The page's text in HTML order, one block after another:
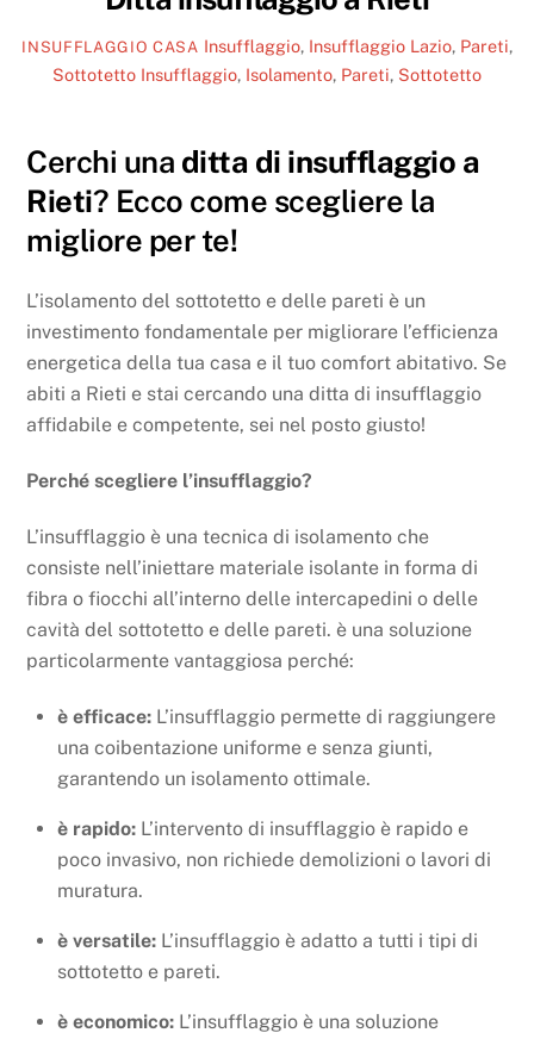
INSUFFLAGGIO CASA Insufflaggio, Insufflaggio Lazio, Pareti,
Sottotetto Insufflaggio, Isolamento, Pareti, Sottotetto
Cerchi una ditta di insufflaggio a
Rieti? Ecco come scegliere la
migliore per te!
L’isolamento del sottotetto e delle pareti è un
investimento fondamentale per migliorare l’efficienza
energetica della tua casa e il tuo comfort abitativo. Se
abiti a Rieti e stai cercando una ditta di insufflaggio
affidabile e competente, sei nel posto giusto!
Perché scegliere l’insufflaggio?
L’insufflaggio è una tecnica di isolamento che
consiste nell’iniettare materiale isolante in forma di
fibra o fiocchi all’interno delle intercapedini o delle
cavità del sottotetto e delle pareti. è una soluzione
particolarmente vantaggiosa perché:
è efficace: L’insufflaggio permette di raggiungere
una coibentazione uniforme e senza giunti,
garantendo un isolamento ottimale.
è rapido: L’intervento di insufflaggio è rapido e
poco invasivo, non richiede demolizioni o lavori di
muratura.
è versatile: L’insufflaggio è adatto a tutti i tipi di
sottotetto e pareti.
è economico: L’insufflaggio è una soluzione